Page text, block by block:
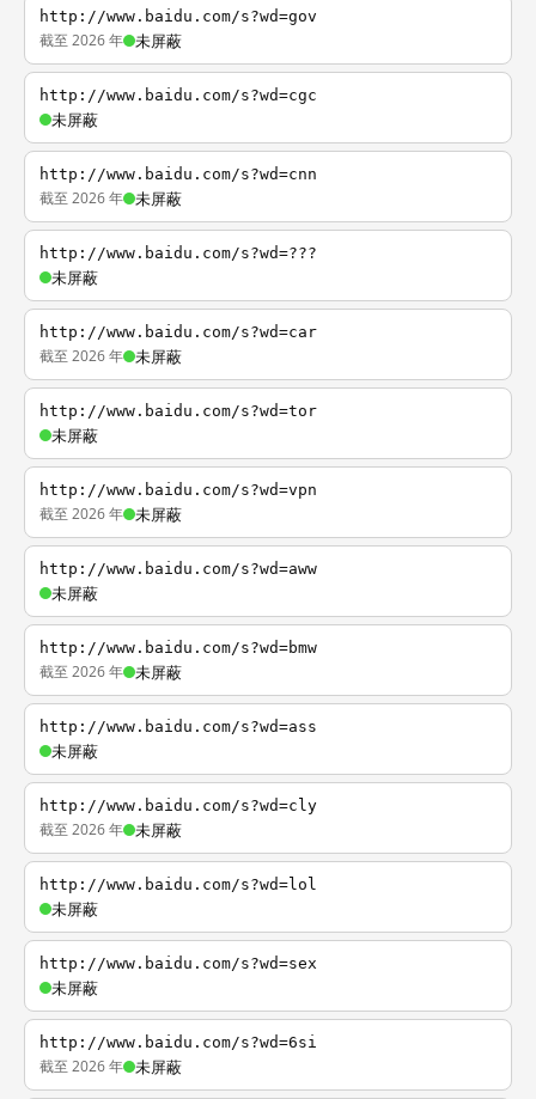
http://www.baidu.com/s?wd=gov
截至 2026 年 未屏蔽
http://www.baidu.com/s?wd=cgc
未屏蔽
http://www.baidu.com/s?wd=cnn
截至 2026 年 未屏蔽
http://www.baidu.com/s?wd=???
未屏蔽
http://www.baidu.com/s?wd=car
截至 2026 年 未屏蔽
http://www.baidu.com/s?wd=tor
未屏蔽
http://www.baidu.com/s?wd=vpn
截至 2026 年 未屏蔽
http://www.baidu.com/s?wd=aww
未屏蔽
http://www.baidu.com/s?wd=bmw
截至 2026 年 未屏蔽
http://www.baidu.com/s?wd=ass
未屏蔽
http://www.baidu.com/s?wd=cly
截至 2026 年 未屏蔽
http://www.baidu.com/s?wd=lol
未屏蔽
http://www.baidu.com/s?wd=sex
未屏蔽
http://www.baidu.com/s?wd=6si
截至 2026 年 未屏蔽